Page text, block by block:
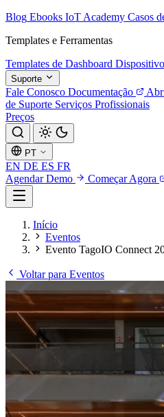
Blog Ebooks IoT Academy Casos
Templates e Ferramentas
Templates de Dashboard
Suporte
Fale Conosco Documentação
de Suporte Serviços Profissionais
Preços
PT
EN DE ES FR
Agendar Demo
Começar Agora
Início
Eventos
Evento TagoIO Connect
Voltar para Eventos